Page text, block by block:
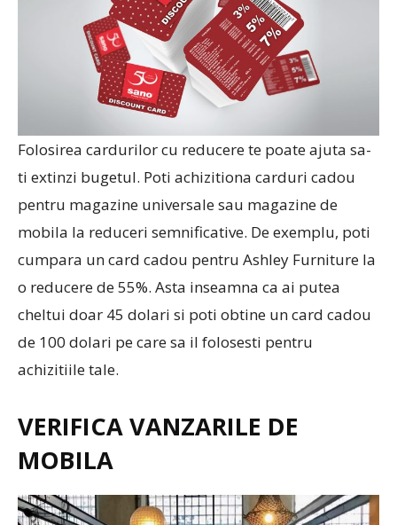
Folosirea cardurilor cu reducere te poate ajuta sa-
ti extinzi bugetul. Poti achizitiona carduri cadou
pentru magazine universale sau magazine de
mobila la reduceri semnificative. De exemplu, poti
cumpara un card cadou pentru Ashley Furniture la
o reducere de 55%. Asta inseamna ca ai putea
cheltui doar 45 dolari si poti obtine un card cadou
de 100 dolari pe care sa il folosesti pentru
achizitiile tale.
VERIFICA VANZARILE DE
MOBILA